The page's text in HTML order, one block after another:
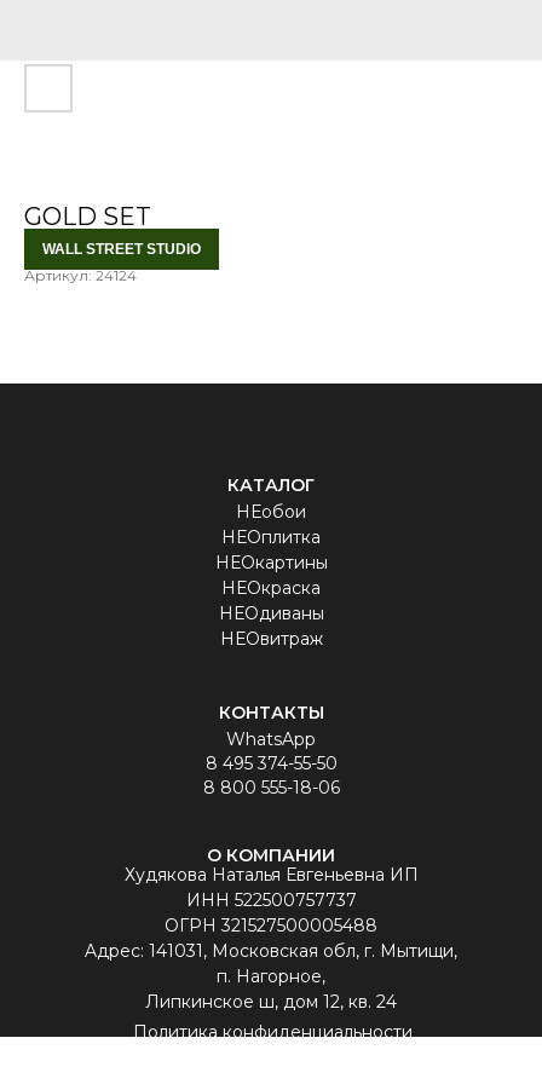
GOLD SET
WALL STREET STUDIO
Артикул:24124
КАТАЛОГ
НЕобои
НЕОплитка
НЕОкартины
НЕОкраска
НЕОдиваны
НЕОвитраж
КОНТАКТЫ
WhatsApp
8 495 374-55-50
8 800 555-18-06
Политика конфиденциальности
Худякова Наталья Евгеньевна ИП
ИНН 522500757737
ОГРН 321527500005488
Aдрес: 141031, Московская обл, г. Мытищи,
п. Нагорное,
Липкинское ш, дом 12, кв. 24
О КОМПАНИИ